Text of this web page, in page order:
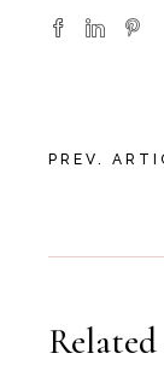
PREV.